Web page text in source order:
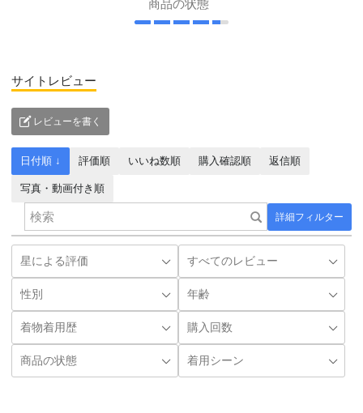
商品の状態
サイトレビュー
レビューを書く
詳細フィルター
日付順 ↓ 評価順 いいね数順 購入確認順 返信順
写真・動画付き順